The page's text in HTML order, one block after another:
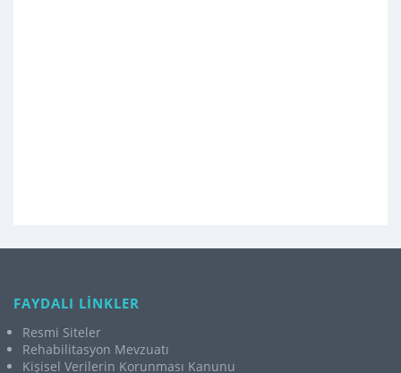
FAYDALI LİNKLER
Resmi Siteler
Rehabilitasyon Mevzuatı
Kişisel Verilerin Korunması Kanunu